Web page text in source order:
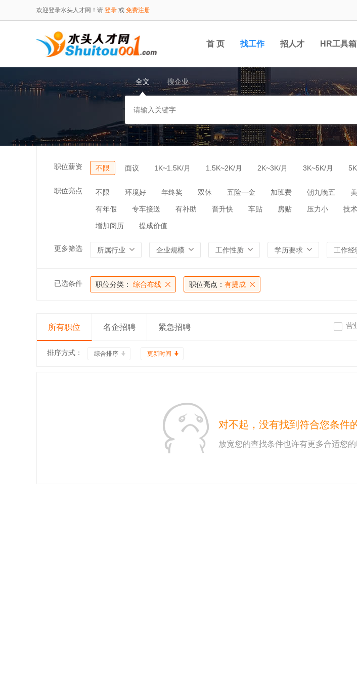
欢迎登录水头人才网！请 登录 或 免费注册
首 页 找工作 招人才 HR工具箱
全文 搜企业
职位薪资 不限 面议 1K~1.5K/月 1.5K~2K/月 2K~3K/月 3K~5K/月
职位亮点 不限 环境好 年终奖 双休 五险一金 加班费 朝九晚五
有年假 专车接送 有补助 晋升快 车贴 房贴 压力小 技
增加阅历 提成价值
更多筛选 所属行业 企业规模 工作性质 学历要求 工作经
已选条件 职位分类： 综合布线 职位亮点： 有提成
所有职位 名企招聘 紧急招聘 营
排序方式： 综合排序 更新时间
对不起，没有找到符合您条件
放宽您的查找条件也许有更多合适您